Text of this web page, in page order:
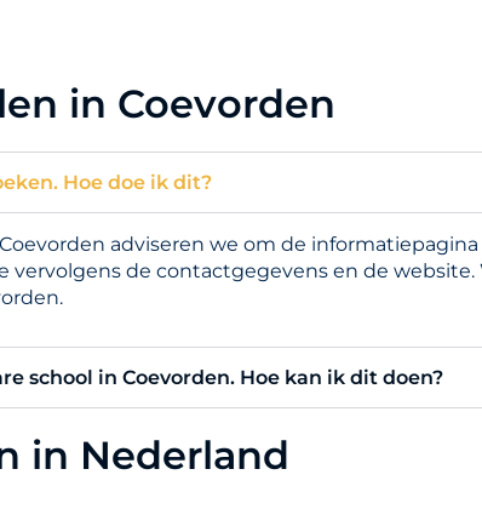
in Coevorden
Hoe doe ik dit?
adviseren we om de
vervolgens de contactgegevens en de
school in Coevorden. Hoe kan ik dit doen?
in Nederland